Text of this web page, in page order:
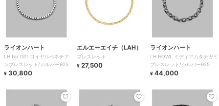
ライオンハート
LH for Gift ロイヤルベネチア
ンブレスレット/シルバー925
¥ 30,800
エルエーエイチ（LAH）
ブレスレット
¥ 27,500
ライオンハート
LH HOWL ミディアムタテガミ
ブレスレット/シルバー925
¥ 44,000